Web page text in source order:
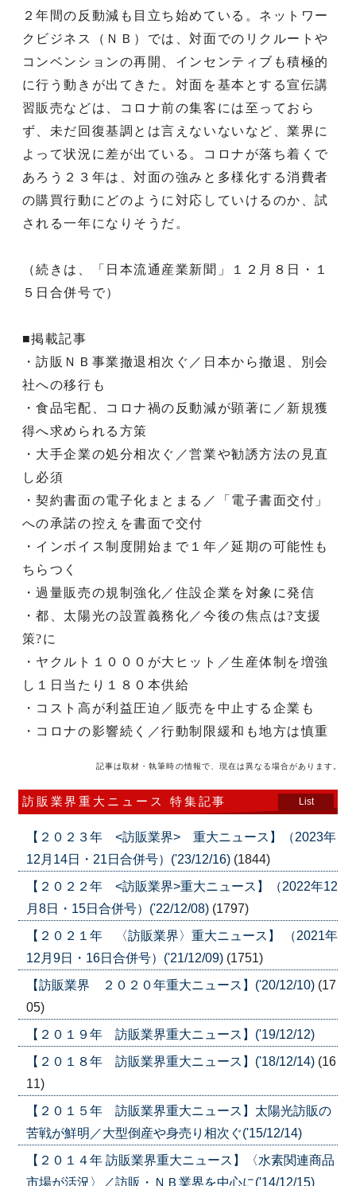
２年間の反動減も目立ち始めている。ネットワー
クビジネス（ＮＢ）では、対面でのリクルートや
コンベンションの再開、インセンティブも積極的
に行う動きが出てきた。対面を基本とする宣伝講
習販売などは、コロナ前の集客には至っておら
ず、未だ回復基調とは言えないないなど、業界に
よって状況に差が出ている。コロナが落ち着くで
あろう２３年は、対面の強みと多様化する消費者
の購買行動にどのように対応していけるのか、試
される一年になりそうだ。
（続きは、「日本流通産業新聞」１２月８日・１
５日合併号で）
■掲載記事
・訪販ＮＢ事業撤退相次ぐ／日本から撤退、別会
社への移行も
・食品宅配、コロナ禍の反動減が顕著に／新規獲
得へ求められる方策
・大手企業の処分相次ぐ／営業や勧誘方法の見直
し必須
・契約書面の電子化まとまる／「電子書面交付」
への承諾の控えを書面で交付
・インボイス制度開始まで１年／延期の可能性も
ちらつく
・過量販売の規制強化／住設企業を対象に発信
・都、太陽光の設置義務化／今後の焦点は?支援
策?に
・ヤクルト１０００が大ヒット／生産体制を増強
し１日当たり１８０本供給
・コスト高が利益圧迫／販売を中止する企業も
・コロナの影響続く／行動制限緩和も地方は慎重
記事は取材・執筆時の情報で、現在は異なる場合があります。
訪販業界重大ニュース 特集記事 List
【２０２３年 <訪販業界> 重大ニュース】（2023年
12月14日・21日合併号）('23/12/16) (1844)
【２０２２年 <訪販業界>重大ニュース】（2022年12
月8日・15日合併号）('22/12/08) (1797)
【２０２１年 〈訪販業界〉重大ニュース】 （2021年
12月9日・16日合併号）('21/12/09) (1751)
【訪販業界 ２０２０年重大ニュース】('20/12/10) (17
05)
【２０１９年 訪販業界重大ニュース】('19/12/12)
【２０１８年 訪販業界重大ニュース】('18/12/14) (16
11)
【２０１５年 訪販業界重大ニュース】太陽光訪販の
苦戦が鮮明／大型倒産や身売り相次ぐ('15/12/14)
【２０１４年 訪販業界重大ニュース】〈水素関連商品
市場が活況〉／訪販・ＮＢ業界を中心に('14/12/15)